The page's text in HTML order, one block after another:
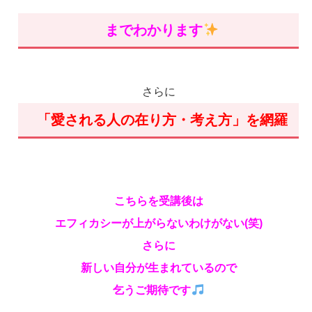
までわかります
さらに
「愛される人の在り方・考え方」を網羅
こちらを受講後は
エフィカシーが上がらないわけがない(笑)
さらに
新しい自分が生まれているので
乞うご期待です